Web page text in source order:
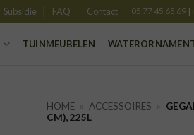
Subsidie FAQ Contact 05 77 45 65 69 |
TUINMEUBELEN
HOME » ACCESSOIRES »
CM), 225L